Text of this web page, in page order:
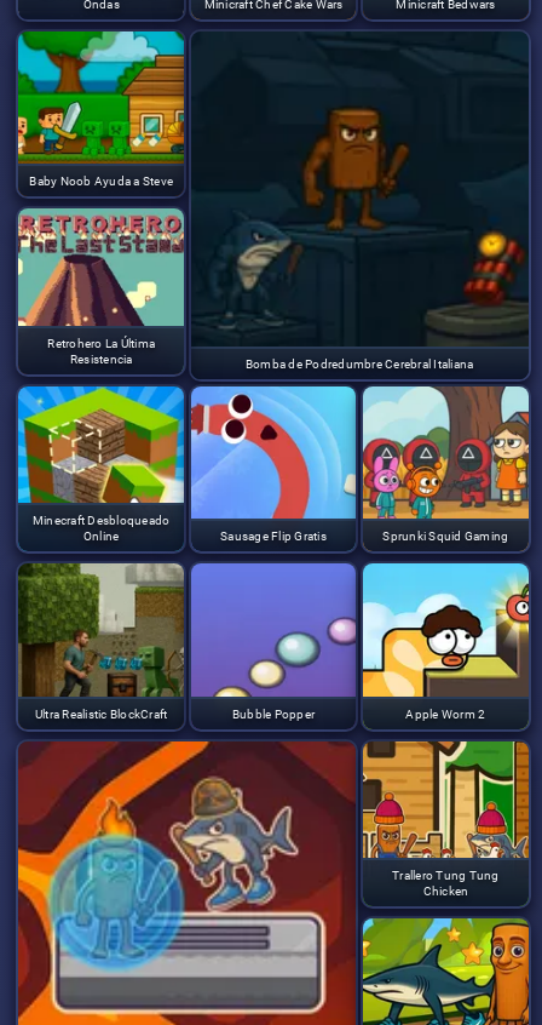
Ondas Minicraft Chef Cake Wars Minicraft Bedwars
Baby Noob Ayuda a Steve
Bomba de Podredumbre Cerebral Italiana
Retrohero La Última
Resistencia
Minecraft Desbloqueado
Online
Sausage Flip Gratis Sprunki Squid Gaming
Ultra Realistic BlockCraft Bubble Popper Apple Worm 2
Trallero Tung Tung
Chicken